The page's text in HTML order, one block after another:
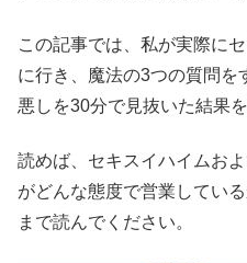
この記事では、私が実際に
に行き、魔法の3つの質問を
悪しを30分で見抜いた結果
読めば、セキスイハイムお
がどんな態度で営業してい
まで読んでください。